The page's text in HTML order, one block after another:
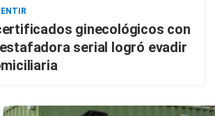
ginecológicos con
serial logró evadir